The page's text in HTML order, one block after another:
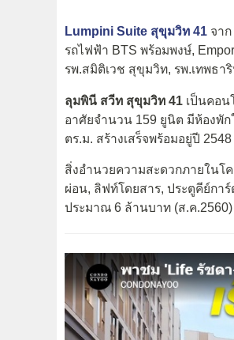
Lumpini Suite สุขุมวิท 41 จาก
รถไฟฟ้า BTS พร้อมพงษ์,
รพ.สมิติเวช สุขุมวิท, รพ.เทพธา
ลุมพินี สวีท สุขุมวิท 41 เป็นคอน
อาศัยจำนวน 159 ยูนิต มีห้องพั
ตร.ม. สร้างเสร็จพร้อมอยู่ปี 2548
สิ่งอำนวยความสะดวกภายในโ
ผ่อน, ลิฟท์โดยสาร, ประตูคีย์กา
ประมาณ 6 ล้านบาท (ส.ค.2560)